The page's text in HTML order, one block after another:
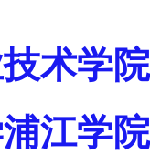
术学院
江学院